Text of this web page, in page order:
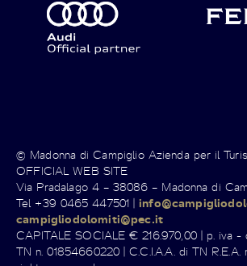
© Madonna di Campiglio Azienda per il
OFFICIAL WEB SITE
Via Pradalago 4 – 38086 – Madonna di
Tel +39 0465 447501 |
campigliodolomiti@pec.it
CAPITALE SOCIALE € 216.970,00 | p. iva -
TN n. 01854660220 | C.C.I.A.A. di TN R.E.A.